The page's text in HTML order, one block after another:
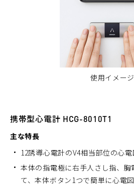
使用イメージ
携帯型心電計 HCG-8010T1
主な特長
12誘導心電計のV4相当部位の心
本体の指電極に右手人さし指、
て、本体ボタン1つで簡単に心電